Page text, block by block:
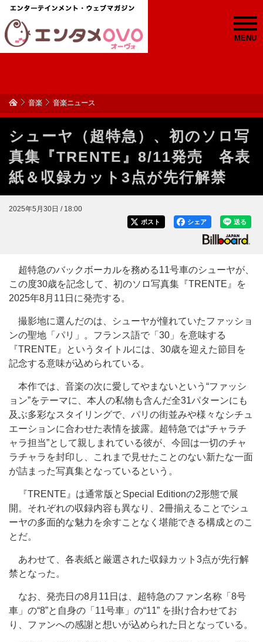
MENU
音楽 音楽ニュース
シューヤ（超特急）、初のソロ写
真集『TRENTE』8/11発売 各表
紙＆収録カット3点が先行解禁
2025年5月30日 / 18:00
送る
シェア
ポスト
超特急のバックボーカルを務める11号車のシューヤが、
この度30歳を記念して、初のソロ写真集『TRENTE』を
2025年8月11日に発売する。
撮影地に選んだのは、シューヤが憧れていたファッショ
ンの聖地「パリ」。フランス語で「30」を意味する
『TRENTE』というタイトルには、30歳を迎えた節目を
記念する意味が込められている。
本作では、音楽の次に愛してやまないという“ファッシ
ョン”をテーマに、本人の私物も含んだ全31パターンにも
及ぶ多彩なスタイリングで、パリの街並みや様々なシチュ
エーションに合わせた表情を披露。超特急では“チャラチ
ャラ担当”として親しまれている彼が、今回は一切のチャ
ラチャラを封印し、これまで見せたことのない新たな一面
が詰まった写真集となっているという。
『TRENTE』は通常版とSpecial Editionの2形態で展
開。それぞれの収録内容も異なり、2冊揃えることでシュ
ーヤの多面的な魅力を余すことなく堪能できる構成とのこ
とだ。
あわせて、各表紙と厳選された収録カット3点が先行解
禁となった。
なお、発売日の8月11日は、超特急のファン名称「8号
車」の“8”と自身の「11号車」の“11” を掛け合わせてお
り、ファンへの感謝と想いが込められた日となっている。